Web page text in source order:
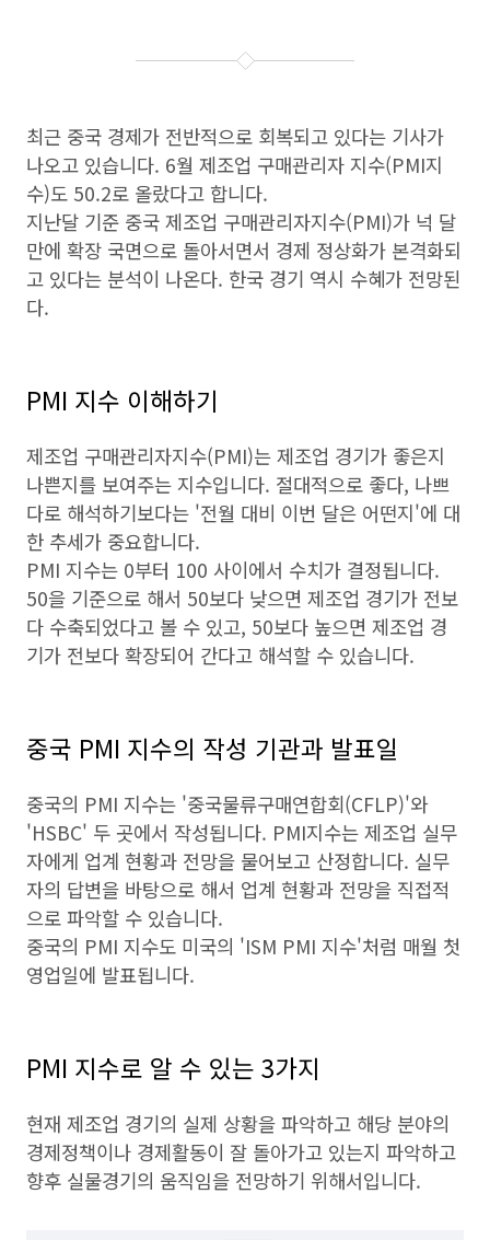
최근 중국 경제가 전반적으로 회복되고 있다는 기사가
나오고 있습니다. 6월 제조업 구매관리자 지수(PMI지
수)도 50.2로 올랐다고 합니다.
지난달 기준 중국 제조업 구매관리자지수(PMI)가 넉 달
만에 확장 국면으로 돌아서면서 경제 정상화가 본격화되
고 있다는 분석이 나온다. 한국 경기 역시 수혜가 전망된
다.
PMI 지수 이해하기
제조업 구매관리자지수(PMI)는 제조업 경기가 좋은지
나쁜지를 보여주는 지수입니다. 절대적으로 좋다, 나쁘
다로 해석하기보다는 '전월 대비 이번 달은 어떤지'에 대
한 추세가 중요합니다.
PMI 지수는 0부터 100 사이에서 수치가 결정됩니다.
50을 기준으로 해서 50보다 낮으면 제조업 경기가 전보
다 수축되었다고 볼 수 있고, 50보다 높으면 제조업 경
기가 전보다 확장되어 간다고 해석할 수 있습니다.
중국 PMI 지수의 작성 기관과 발표일
중국의 PMI 지수는 '중국물류구매연합회(CFLP)'와
'HSBC' 두 곳에서 작성됩니다. PMI지수는 제조업 실무
자에게 업계 현황과 전망을 물어보고 산정합니다. 실무
자의 답변을 바탕으로 해서 업계 현황과 전망을 직접적
으로 파악할 수 있습니다.
중국의 PMI 지수도 미국의 'ISM PMI 지수'처럼 매월 첫
영업일에 발표됩니다.
PMI 지수로 알 수 있는 3가지
현재 제조업 경기의 실제 상황을 파악하고 해당 분야의
경제정책이나 경제활동이 잘 돌아가고 있는지 파악하고
향후 실물경기의 움직임을 전망하기 위해서입니다.